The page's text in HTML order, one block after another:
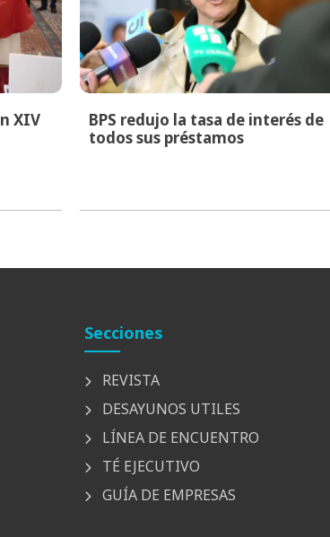
XIV
BPS redujo la tasa de interés de
todos sus préstamos
Secciones
REVISTA
DESAYUNOS UTILES
LÍNEA DE ENCUENTRO
TÉ EJECUTIVO
GUÍA DE EMPRESAS